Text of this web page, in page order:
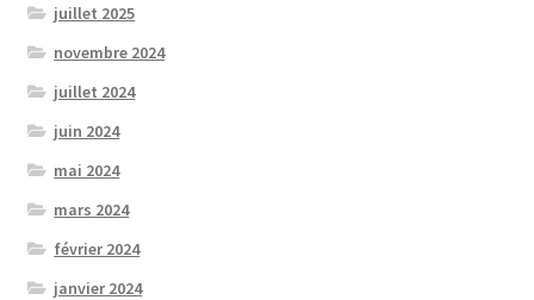
juillet 2025
novembre 2024
juillet 2024
juin 2024
mai 2024
mars 2024
février 2024
janvier 2024